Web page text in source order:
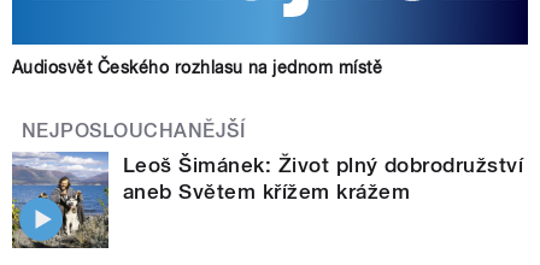
Audiosvět Českého rozhlasu na jednom místě
NEJPOSLOUCHANĚJŠÍ
Leoš Šimánek: Život plný dobrodružství
aneb Světem křížem krážem